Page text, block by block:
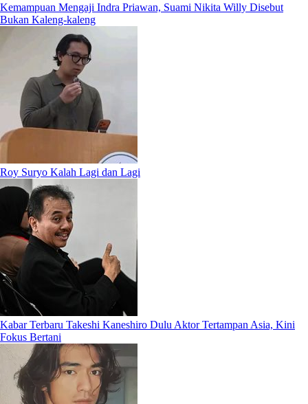
Kemampuan Mengaji Indra Priawan, Suami Nikita Willy Disebut
Bukan Kaleng-kaleng
Roy Suryo Kalah Lagi dan Lagi
Kabar Terbaru Takeshi Kaneshiro Dulu Aktor Tertampan Asia, Kini
Fokus Bertani